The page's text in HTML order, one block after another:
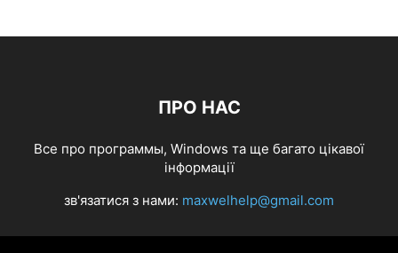
ПРО НАС
Все про программы, Windows та ще багато цікавої
інформації
зв'язатися з нами: maxwelhelp@gmail.com